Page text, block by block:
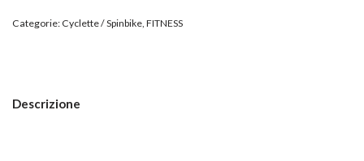
Categorie: Cyclette / Spinbike, FITNESS
Descrizione